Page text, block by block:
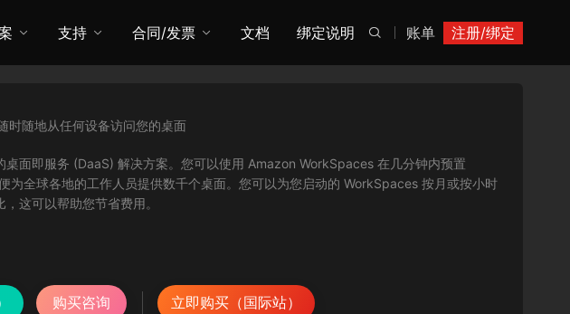
账单 注册/绑定

支持 合同/发票 文档 绑定说明
时随地从任何设备访问您的桌面
面即服务 (DaaS) 解决方案。您可以使用 Amazon WorkSpaces 在几分钟内预置
为全球各地的工作人员提供数千个桌面。您可以为您启动的 WorkSpaces 按月或按小时
这可以帮助您节省费用。
购买咨询 立即购买（国际站）